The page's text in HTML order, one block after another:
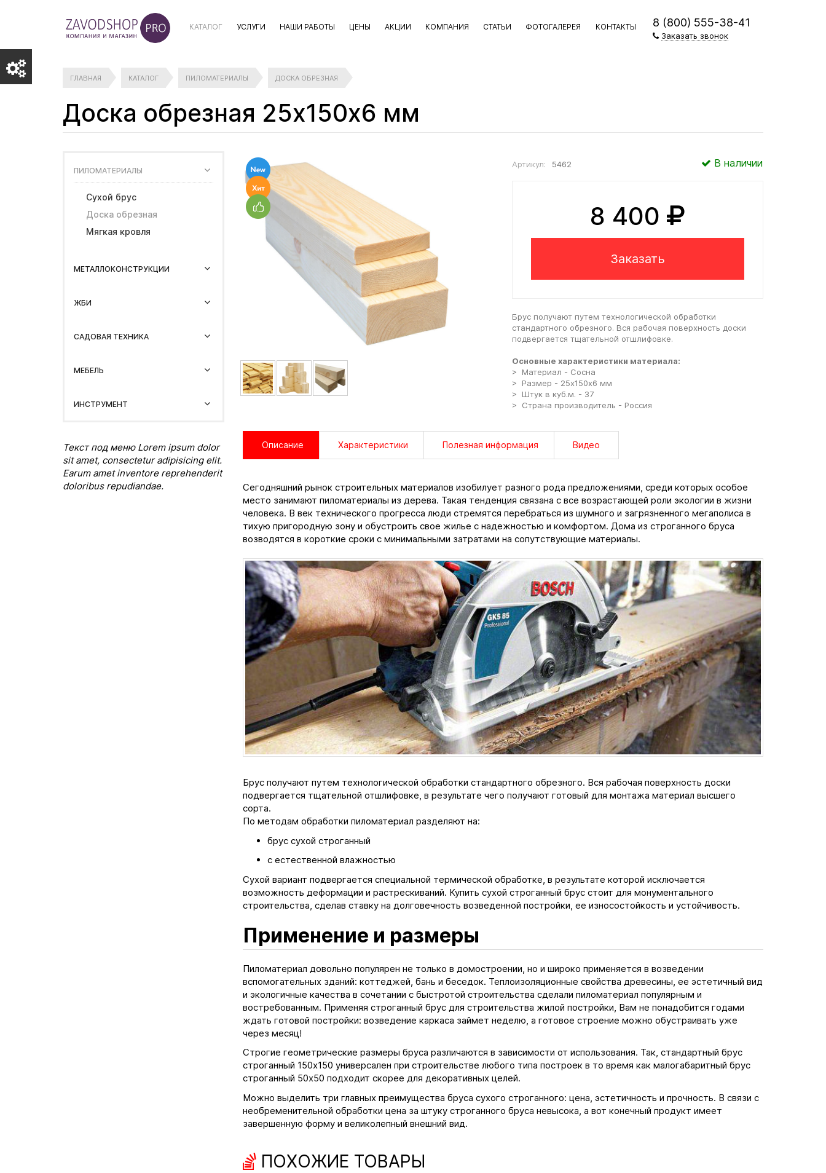
КАТАЛОГ УСЛУГИ НАШИ РАБОТЫ ЦЕНЫ АКЦИИ КОМПАНИЯ СТАТЬИ ФОТОГАЛЕРЕЯ КОНТАКТЫ 8 (800) 555-38-41
Заказать звонок
ГЛАВНАЯ КАТАЛОГ ПИЛОМАТЕРИАЛЫ ДОСКА ОБРЕЗНАЯ
Доска обрезная 25х150х6 мм
ПИЛОМАТЕРИАЛЫ
Сухой брус
Доска обрезная
Мягкая кровля
МЕТАЛЛОКОНСТРУКЦИИ
ЖБИ
САДОВАЯ ТЕХНИКА
МЕБЕЛЬ
ИНСТРУМЕНТ
Текст под меню Lorem ipsum dolor
sit amet, consectetur adipisicing elit.
Earum amet inventore reprehenderit
doloribus repudiandae.
Артикул: 5462 В наличии
8 400
Заказать
Брус получают путем технологической обработки
стандартного обрезного. Вся рабочая поверхность доски
подвергается тщательной отшлифовке.
Основные характеристики материала:
> Материал - Сосна
> Размер - 25х150х6 мм
> Штук в куб.м. - 37
> Страна производитель - Россия
Описание Характеристики Полезная информация Видео
Сегодняшний рынок строительных материалов изобилует разного рода предложениями, среди которых особое
место занимают пиломатериалы из дерева. Такая тенденция связана с все возрастающей роли экологии в жизни
человека. В век технического прогресса люди стремятся перебраться из шумного и загрязненного мегаполиса в
тихую пригородную зону и обустроить свое жилье с надежностью и комфортом. Дома из строганного бруса
возводятся в короткие сроки с минимальными затратами на сопутствующие материалы.
Брус получают путем технологической обработки стандартного обрезного. Вся рабочая поверхность доски
подвергается тщательной отшлифовке, в результате чего получают готовый для монтажа материал высшего
сорта.
По методам обработки пиломатериал разделяют на:
брус сухой строганный
с естественной влажностью
Сухой вариант подвергается специальной термической обработке, в результате которой исключается
возможность деформации и растрескиваний. Купить сухой строганный брус стоит для монументального
строительства, сделав ставку на долговечность возведенной постройки, ее износостойкость и устойчивость.
Применение и размеры
Пиломатериал довольно популярен не только в домостроении, но и широко применяется в возведении
вспомогательных зданий: коттеджей, бань и беседок. Теплоизоляционные свойства древесины, ее эстетичный вид
и экологичные качества в сочетании с быстротой строительства сделали пиломатериал популярным и
востребованным. Применяя строганный брус для строительства жилой постройки, Вам не понадобится годами
ждать готовой постройки: возведение каркаса займет неделю, а готовое строение можно обустраивать уже
через месяц!
Строгие геометрические размеры бруса различаются в зависимости от использования. Так, стандартный брус
строганный 150х150 универсален при строительстве любого типа построек в то время как малогабаритный брус
строганный 50х50 подходит скорее для декоративных целей.
Можно выделить три главных преимущества бруса сухого строганного: цена, эстетичность и прочность. В связи с
необременительной обработки цена за штуку строганного бруса невысока, а вот конечный продукт имеет
завершенную форму и великолепный внешний вид.
ПОХОЖИЕ ТОВАРЫ